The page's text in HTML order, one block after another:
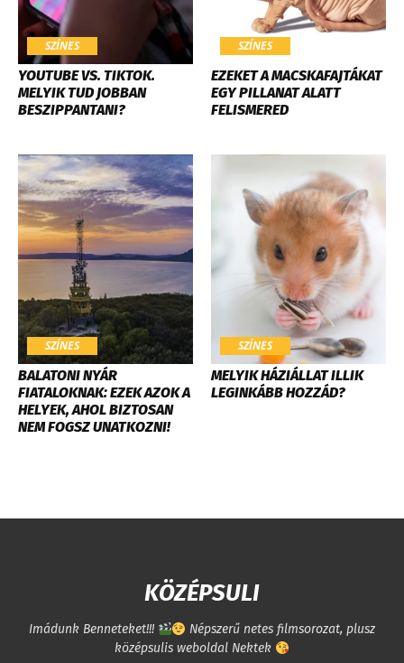
SZÍNES
YOUTUBE VS. TIKTOK.
MELYIK TUD JOBBAN
BESZIPPANTANI?
SZÍNES
EZEKET A MACSKAFAJTÁKAT
EGY PILLANAT ALATT
FELISMERED
SZÍNES
BALATONI NYÁR
FIATALOKNAK: EZEK AZOK A
HELYEK, AHOL BIZTOSAN
NEM FOGSZ UNATKOZNI!
SZÍNES
MELYIK HÁZIÁLLAT ILLIK
LEGINKÁBB HOZZÁD?
KÖZÉPSULI
Imádunk Benneteket!!!
Népszerű netes filmsorozat, plusz
középsulis weboldal Nektek